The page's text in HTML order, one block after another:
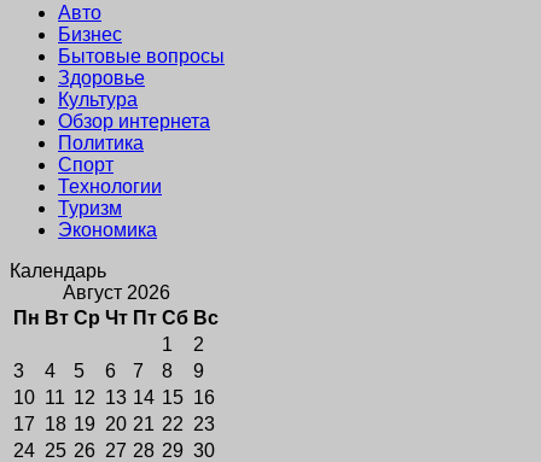
Авто
Бизнес
Бытовые вопросы
Здоровье
Культура
Обзор интернета
Политика
Спорт
Технологии
Туризм
Экономика
Календарь
Август 2026
Пн Вт Ср Чт Пт Сб Вс
1
2
3
4 5 6 7 8
9
10 11 12 13 14 15 16
17 18 19 20 21 22 23
24 25 26 27 28 29 30